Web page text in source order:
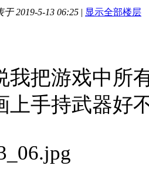
于 2019-5-13 06:25 | 显示全部楼层
我把游戏中所
上手持武器好